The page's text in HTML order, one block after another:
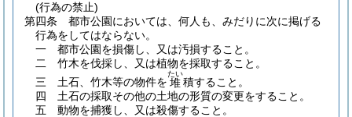
(行為の禁止)
第四条
都市公園においては、何人も、みだりに次に掲げる
行為をしてはならない。
一
都市公園を損傷し、又は汚損すること。
二
竹木を伐採し、又は植物を採取すること。
三
土石、竹木等の物件を 堆
たい
積すること。
四
土石の採取その他の土地の形質の変更をすること。
五
動物を捕獲し、又は殺傷すること。